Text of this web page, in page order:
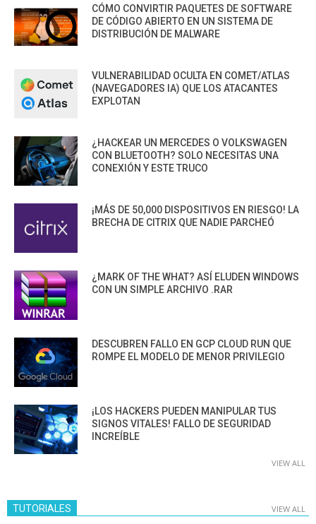
CÓMO CONVIRTIR PAQUETES DE SOFTWARE
DE CÓDIGO ABIERTO EN UN SISTEMA DE
DISTRIBUCIÓN DE MALWARE
VULNERABILIDAD OCULTA EN COMET/ATLAS
(NAVEGADORES IA) QUE LOS ATACANTES
EXPLOTAN
¿HACKEAR UN MERCEDES O VOLKSWAGEN
CON BLUETOOTH? SOLO NECESITAS UNA
CONEXIÓN Y ESTE TRUCO
¡MÁS DE 50,000 DISPOSITIVOS EN RIESGO! LA
BRECHA DE CITRIX QUE NADIE PARCHEÓ
¿MARK OF THE WHAT? ASÍ ELUDEN WINDOWS
CON UN SIMPLE ARCHIVO .RAR
DESCUBREN FALLO EN GCP CLOUD RUN QUE
ROMPE EL MODELO DE MENOR PRIVILEGIO
¡LOS HACKERS PUEDEN MANIPULAR TUS
SIGNOS VITALES! FALLO DE SEGURIDAD
INCREÍBLE
VIEW ALL
TUTORIALES VIEW ALL